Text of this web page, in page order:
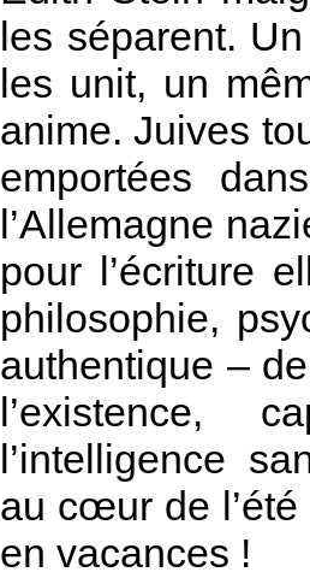
les séparent.
les unit, un
anime. Juives
emportées
l’Allemagne
pour l’écriture
philosophie,
authentique –
l’existence,
l’intelligence
au cœur de
en vacances !